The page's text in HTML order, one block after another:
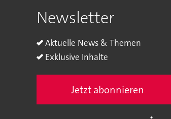
Newsletter
Aktuelle News & Themen
Exklusive Inhalte
Jetzt abonnieren